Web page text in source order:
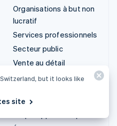
Organisations à but non
lucratif
Services professionnels
Secteur public
Vente au détail
solutions sur mesure
but it looks like
site